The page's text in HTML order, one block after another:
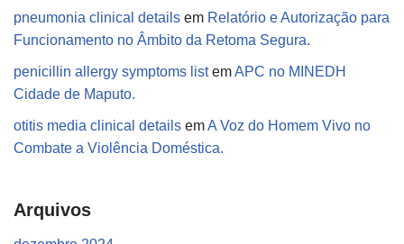
pneumonia clinical details em Relatório e Autorização para
Funcionamento no Âmbito da Retoma Segura.
penicillin allergy symptoms listemAPC no MINEDH
Cidade de Maputo.
otitis media clinical details emA Voz do Homem Vivo no
Combate a Violência Doméstica.
Arquivos